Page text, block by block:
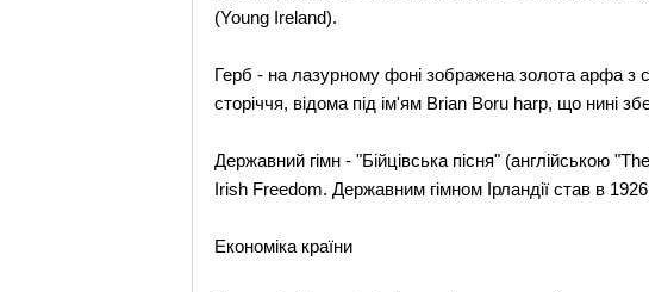
(Young Ireland).
Герб - на лазурному фоні зображена золота арфа з
сторіччя, відома під ім'ям Brian Boru harp, що нині
Державний гімн - "Бійцівська пісня" (англійською
Irish Freedom. Державним гімном Ірландії став в 1926
Економіка країни